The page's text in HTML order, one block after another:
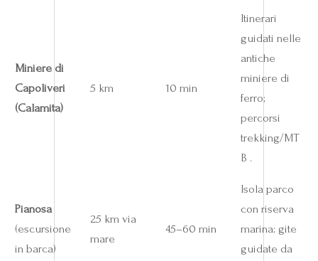
Miniere di
Capoliveri
(Calamita)
5 km 10 min
Itinerari
guidati nelle
antiche
miniere di
ferro;
percorsi
trekking/MT
B .
Pianosa
(escursione
in barca)
25 km via
mare
45–60 min
Isola parco
con riserva
marina; gite
guidate da